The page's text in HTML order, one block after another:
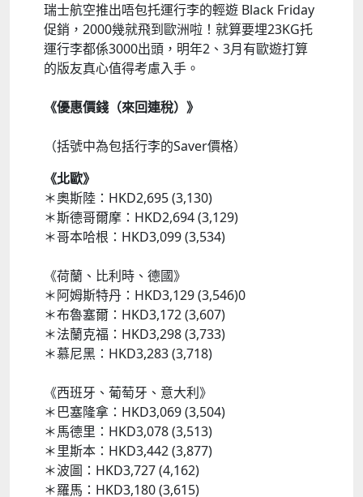
瑞士航空推出唔包托運行李的輕遊 Black Friday
促銷，2000幾就飛到歐洲啦！就算要埋23KG托
運行李都係3000出頭，明年2、3月有歐遊打算
的版友真心值得考慮入手。
《優惠價錢（來回連稅）》
（括號中為包括行李的Saver價格）
《北歐》
＊奧斯陸：HKD2,695 (3,130)
＊斯德哥爾摩：HKD2,694 (3,129)
＊哥本哈根：HKD3,099 (3,534)
《荷蘭、比利時、德國》
＊阿姆斯特丹：HKD3,129 (3,546)0
＊布魯塞爾：HKD3,172 (3,607)
＊法蘭克福：HKD3,298 (3,733)
＊慕尼黑：HKD3,283 (3,718)
《西班牙、葡萄牙、意大利》
＊巴塞隆拿：HKD3,069 (3,504)
＊馬德里：HKD3,078 (3,513)
＊里斯本：HKD3,442 (3,877)
＊波圖：HKD3,727 (4,162)
＊羅馬：HKD3,180 (3,615)